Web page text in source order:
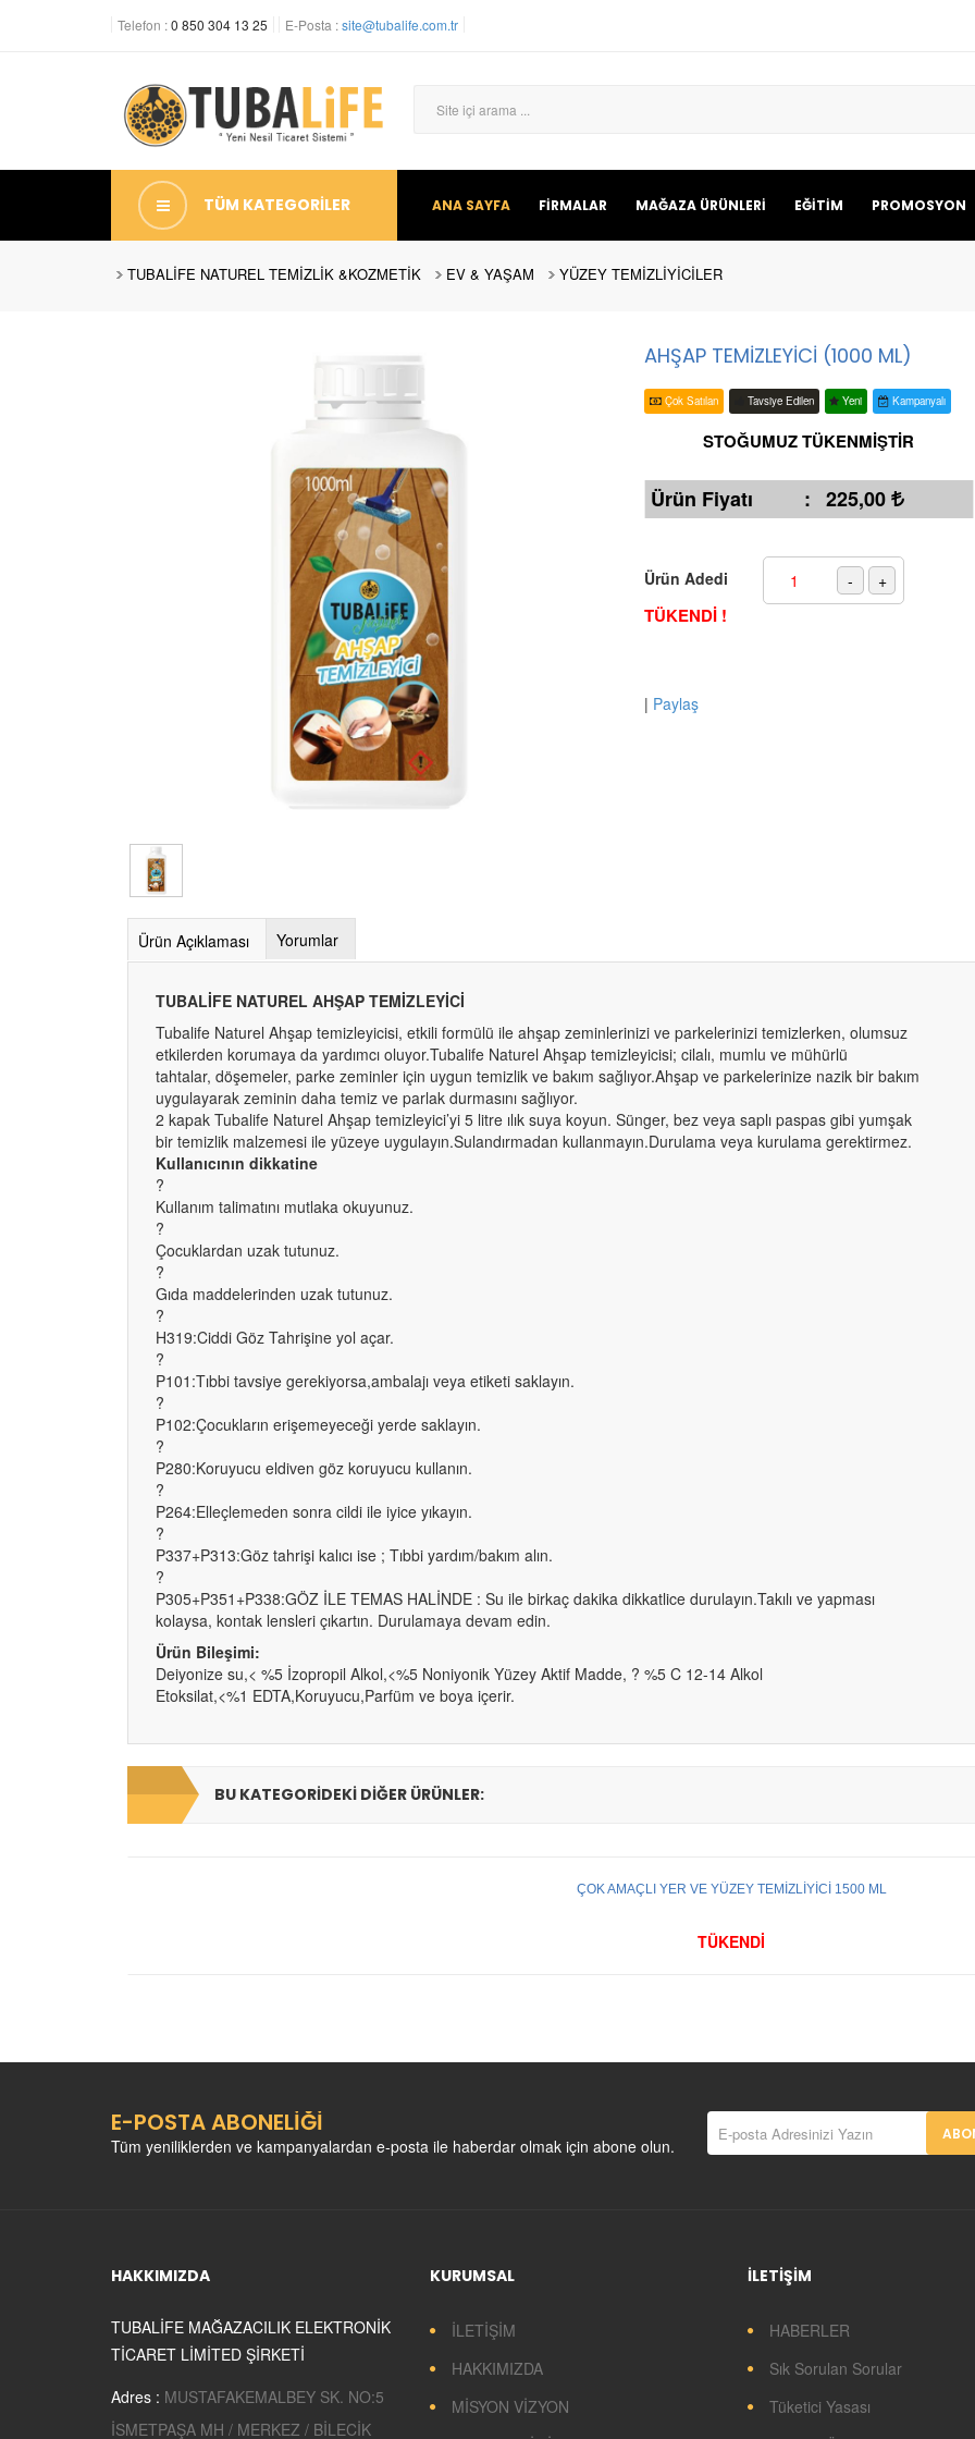
Telefon :0 850 304 13 25 E-Posta :site@tubalife.com.tr
TÜM KATEGORİLER ANA SAYFA FİRMALAR MAĞAZA ÜRÜNLERİ EĞİTİM PROMOSYON
TUBALİFE NATUREL TEMİZLİK &KOZMETİK EV & YAŞAM YÜZEY TEMİZLİYİCİLER
AHŞAP TEMİZLEYİCİ (1000 ML)
Çok Satılan Tavsiye Edilen Yeni Kampanyalı
STOĞUMUZ TÜKENMİŞTİR
Ürün Fiyatı : 225,00
Ürün Adedi
TÜKENDİ !
| Paylaş
Ürün Açıklaması Yorumlar
TUBALİFE NATUREL AHŞAP TEMİZLEYİCİ
Tubalife Naturel Ahşap temizleyicisi, etkili formülü ile ahşap zeminlerinizi ve parkelerinizi temizlerken, olumsuz
etkilerden korumaya da yardımcı oluyor.Tubalife Naturel Ahşap temizleyicisi; cilalı, mumlu ve mühürlü
tahtalar, döşemeler, parke zeminler için uygun temizlik ve bakım sağlıyor.Ahşap ve parkelerinize nazik bir bakım
uygulayarak zeminin daha temiz ve parlak durmasını sağlıyor.
2 kapak Tubalife Naturel Ahşap temizleyici’yi 5 litre ılık suya koyun. Sünger, bez veya saplı paspas gibi yumşak
bir temizlik malzemesi ile yüzeye uygulayın.Sulandırmadan kullanmayın.Durulama veya kurulama gerektirmez.
Kullanıcının dikkatine
?
Kullanım talimatını mutlaka okuyunuz.
?
Çocuklardan uzak tutunuz.
?
Gıda maddelerinden uzak tutunuz.
?
H319:Ciddi Göz Tahrişine yol açar.
?
P101:Tıbbi tavsiye gerekiyorsa,ambalajı veya etiketi saklayın.
?
P102:Çocukların erişemeyeceği yerde saklayın.
?
P280:Koruyucu eldiven göz koruyucu kullanın.
?
P264:Elleçlemeden sonra cildi ile iyice yıkayın.
?
P337+P313:Göz tahrişi kalıcı ise ; Tıbbi yardım/bakım alın.
?
P305+P351+P338:GÖZ İLE TEMAS HALİNDE : Su ile birkaç dakika dikkatlice durulayın.Takılı ve yapması
kolaysa, kontak lensleri çıkartın. Durulamaya devam edin.
Ürün Bileşimi:
Deiyonize su,< %5 İzopropil Alkol,<%5 Noniyonik Yüzey Aktif Madde, ? %5 C 12-14 Alkol
Etoksilat,<%1 EDTA,Koruyucu,Parfüm ve boya içerir.
BU KATEGORIDEKI DIĞER ÜRÜNLER:
ÇOK AMAÇLI YER VE YÜZEY TEMİZLİYİCİ 1500 ML
TÜKENDİ
E-POSTA ABONELİĞİ
Tüm yeniliklerden ve kampanyalardan e-posta ile haberdar olmak için abone olun.
HAKKIMIZDA
TUBALİFE MAĞAZACILIK ELEKTRONİK
TİCARET LİMİTED ŞİRKETİ
Adres : MUSTAFAKEMALBEY SK. NO:5
İSMETPAŞA MH / MERKEZ / BİLECİK
KURUMSAL
İLETİŞİM
HAKKIMIZDA
MİSYON VİZYON
İLETİŞİM
HABERLER
Sık Sorulan Sorular
Tüketici Yasası